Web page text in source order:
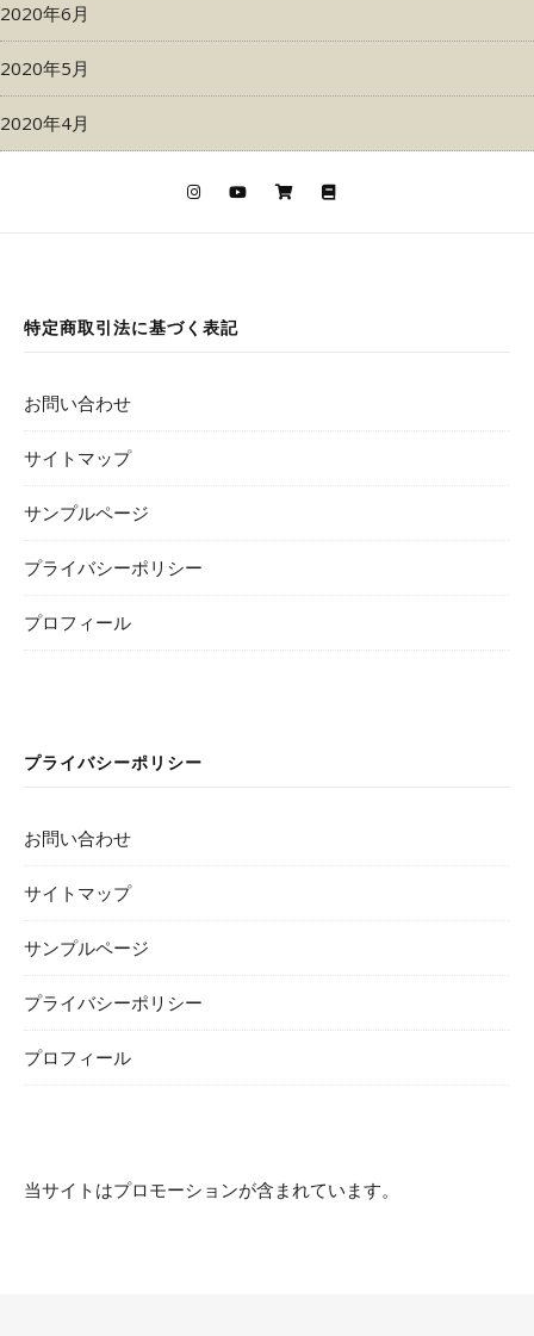
2020年6月
2020年5月
2020年4月
特定商取引法に基づく表記
お問い合わせ
サイトマップ
サンプルページ
プライバシーポリシー
プロフィール
プライバシーポリシー
お問い合わせ
サイトマップ
サンプルページ
プライバシーポリシー
プロフィール
当サイトはプロモーションが含まれています。